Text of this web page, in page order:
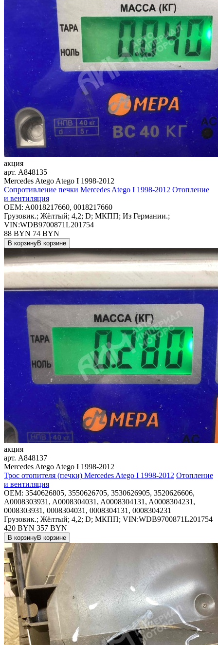
акция
арт. A848135
Mercedes Atego Atego I 1998-2012
Сопротивление печки Mercedes Atego I 1998-2012 Отопление
и вентиляция
OEM: A0018217660, 0018217660
Грузовик.; Жёлтый; 4,2; D; МКПП; Из Германии.;
VIN:WDB9700871L201754
88 BYN 74 BYN
В корзинуВ корзине
акция
арт. A848137
Mercedes Atego Atego I 1998-2012
Трос отопителя (печки) Mercedes Atego I 1998-2012 Отопление
и вентиляция
OEM: 3540626805, 3550626705, 3530626905, 3520626606,
A0008303931, A0008304031, A0008304131, A0008304231,
0008303931, 0008304031, 0008304131, 0008304231
Грузовик.; Жёлтый; 4,2; D; МКПП; VIN:WDB9700871L201754
420 BYN 357 BYN
В корзинуВ корзине